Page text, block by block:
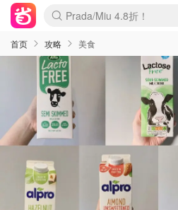
麦卢卡蜂蜜夏促！个位数！
Prada/Miu 4.8折！
啥？必胜客披萨5折！
首页 攻略 美食